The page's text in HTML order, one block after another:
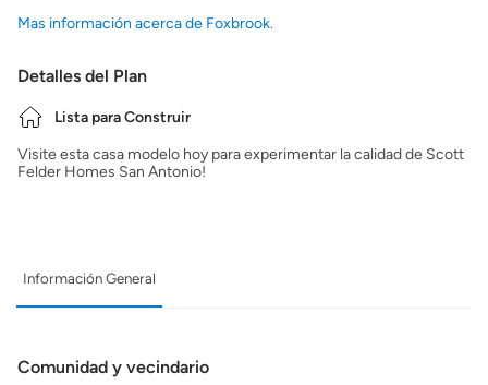
Mas información acerca de Foxbrook.
Detalles del Plan
Lista para Construir
Visite esta casa modelo hoy para experimentar la calidad de Scott
Felder Homes San Antonio!
Información General
Comunidad y vecindario